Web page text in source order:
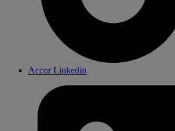
Accor Linkedin